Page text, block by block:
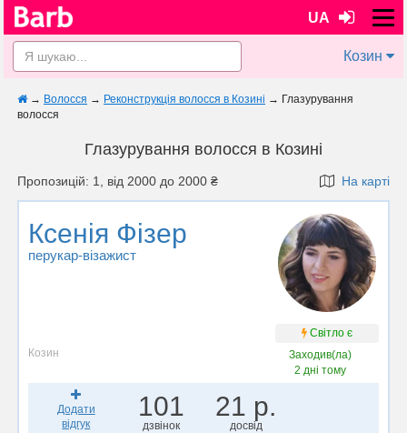
UA
Козин
→ Волосся → Реконструкція волосся в Козині → Глазурування
волосся
Глазурування волосся в Козині
Пропозицій: 1, від 2000 до 2000 ₴ На карті
Ксенія Фізер
перукар-візажист
Світло є
Козин
Заходив(ла)
2 дні тому
Додати
відгук
101
дзвінок
21 р.
досвід